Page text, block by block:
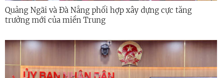
Quảng Ngãi và Đà Nẵng phối hợp xây dựng cực tăng
trưởng mới của miền Trung